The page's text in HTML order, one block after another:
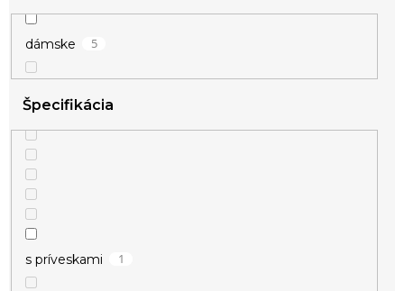
dámske 5
Špecifikácia
s príveskami 1